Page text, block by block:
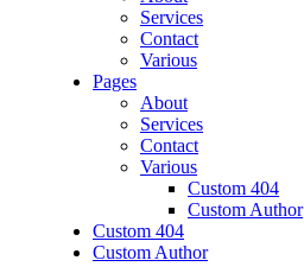
Services
Contact
Various
Pages
About
Services
Contact
Various
Custom 404
Custom Author
Custom 404
Custom Author